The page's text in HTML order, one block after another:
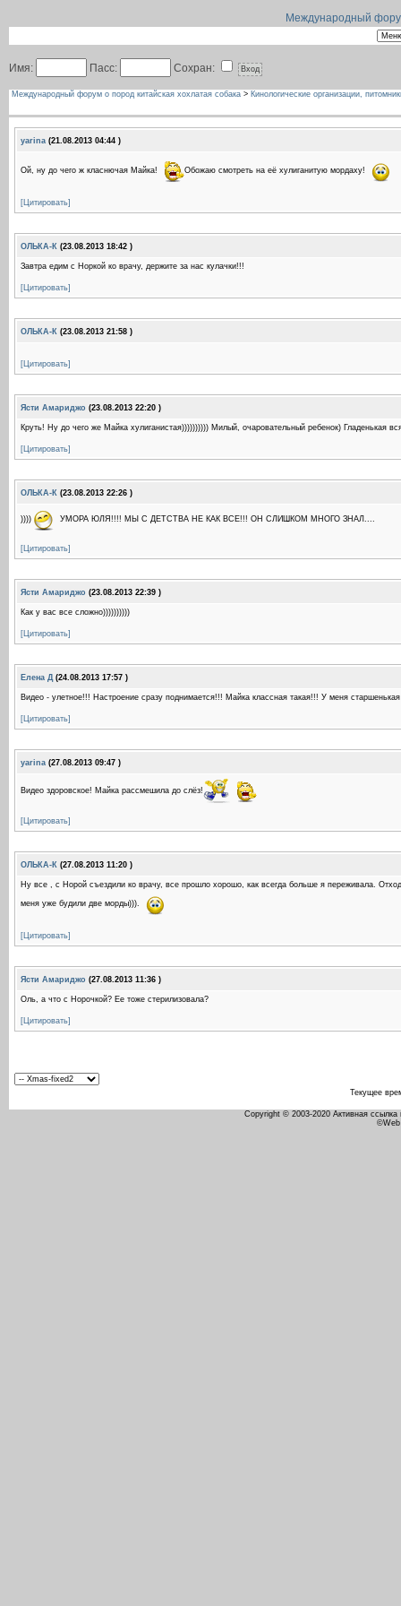
Международный
Имя: Пасс: Сохран:
Международный форум о пород китайская хохлатая собака > Кинологические организации,
yarina (21.08.2013 04:44 )
Ой, ну до чего ж класнючая Майка! Обожаю смотреть на её хулиганитую мордаху!
[Цитировать]
ОЛЬКА-К (23.08.2013 18:42 )
Завтра едим с Норкой ко врачу, держите за нас кулачки!!!
[Цитировать]
ОЛЬКА-К (23.08.2013 21:58 )
[Цитировать]
Ясти Амариджо (23.08.2013 22:20 )
Круть! Ну до чего же Майка хулиганистая)))))))))) Милый, очаровательный ребенок) Гладенькая
[Цитировать]
ОЛЬКА-К (23.08.2013 22:26 )
)))) УМОРА ЮЛЯ!!!! МЫ С ДЕТСТВА НЕ КАК ВСЕ!!! ОН СЛИШКОМ МНОГО ЗНАЛ....
[Цитировать]
Ясти Амариджо (23.08.2013 22:39 )
Как у вас все сложно))))))))))
[Цитировать]
Елена Д(24.08.2013 17:57 )
Видео - улетное!!! Настроение сразу поднимается!!! Майка классная такая!!! У меня
[Цитировать]
yarina (27.08.2013 09:47 )
Видео здоровское! Майка рассмешила до слёз!
[Цитировать]
ОЛЬКА-К (27.08.2013 11:20 )
Ну все , с Норой съездили ко врачу, все прошло хорошо, как всегда больше я переживала.
меня уже будили две морды))).
[Цитировать]
Ясти Амариджо (27.08.2013 11:36 )
Оль, а что с Норочкой? Ее тоже стерилизовала?
[Цитировать]
Текущее
Copyright © 2003-2020 Активная ссылка